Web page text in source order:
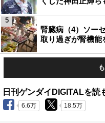
腎臓病（4）ソー
取り過ぎが腎機能
5
日刊ゲンダイDIGITALを読
6.6万 18.5万